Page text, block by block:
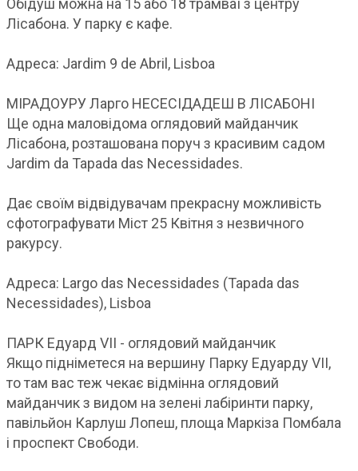
Обідуш можна на 15 або 18 трамваї з центру
Лісабона. У парку є кафе.
Адреса: Jardim 9 de Abril, Lisboa
МІРАДОУРУ Ларго НЕСЕСІДАДЕШ В ЛІСАБОНІ
Ще одна маловідома оглядовий майданчик
Лісабона, розташована поруч з красивим садом
Jardim da Tapada das Necessidades.
Дає своїм відвідувачам прекрасну можливість
сфотографувати Міст 25 Квітня з незвичного
ракурсу.
Адреса: Largo das Necessidades (Tapada das
Necessidades), Lisboa
ПАРК Едуард VII - оглядовий майданчик
Якщо підніметеся на вершину Парку Едуарду VII,
то там вас теж чекає відмінна оглядовий
майданчик з видом на зелені лабіринти парку,
павільйон Карлуш Лопеш, площа Маркіза Помбала
і проспект Свободи.